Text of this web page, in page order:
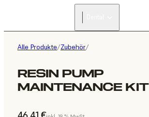
Alle Produkte/Zubehör/
RESIN PUMP
MAINTENANCE KIT